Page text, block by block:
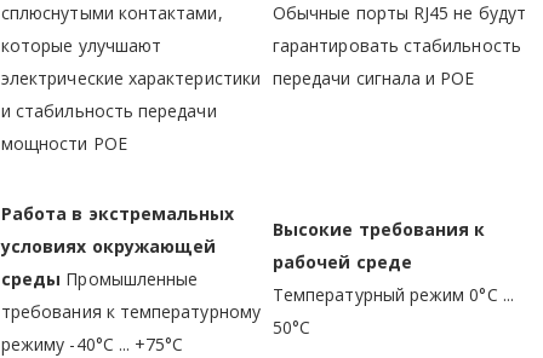
сплюснутыми контактами,
которые улучшают
электрические характеристики
и стабильность передачи
мощности POE
Обычные порты RJ45 не будут
гарантировать стабильность
передачи сигнала и POE
Работа в экстремальных
условиях окружающей
среды Промышленные
требования к температурному
режиму -40°С ... +75°С
Высокие требования к
рабочей среде
Температурный режим 0°С ...
50°С